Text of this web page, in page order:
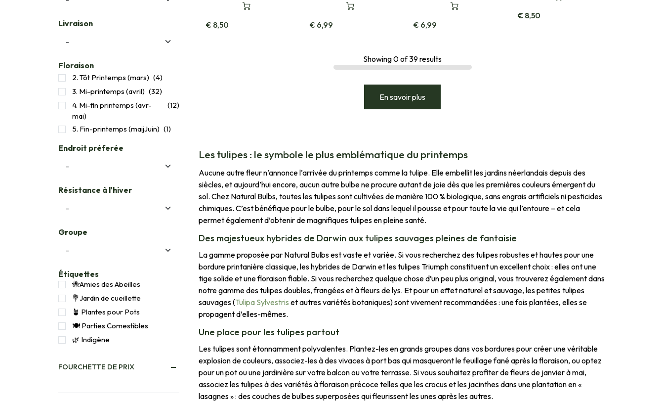
Livraison
Floraison
2. Tôt Printemps (mars) (4)
3. Mi-printemps (avril) (32)
4. Mi-fin printemps (avr-
mai)
(12)
5. Fin-printemps (maijJuin) (1)
Endroit préferée
Résistance à l'hiver
Groupe
Étiquettes
🐝Amies des Abeilles
💐Jardin de cueillette
🪴 Plantes pour Pots
🍽️ Parties Comestibles
🌿 Indigène
FOURCHETTE DE PRIX
€ 8,50 € 6,99 € 6,99
€ 8,50
Showing0of39results
En savoir plus
Les tulipes : le symbole le plus emblématique du printemps
Aucune autre fleur n’annonce l’arrivée du printemps comme la tulipe. Elle embellit les jardins néerlandais depuis des
siècles, et aujourd’hui encore, aucun autre bulbe ne procure autant de joie dès que les premières couleurs émergent du
sol. Chez Natural Bulbs, toutes les tulipes sont cultivées de manière 100 % biologique, sans engrais artificiels ni pesticides
chimiques. C’est bénéfique pour le bulbe, pour le sol dans lequel il pousse et pour toute la vie qui l’entoure – et cela
permet également d’obtenir de magnifiques tulipes en pleine santé.
Des majestueux hybrides de Darwin aux tulipes sauvages pleines de fantaisie
La gamme proposée par Natural Bulbs est vaste et variée. Si vous recherchez des tulipes robustes et hautes pour une
bordure printanière classique, les hybrides de Darwin et les tulipes Triumph constituent un excellent choix : elles ont une
tige solide et une floraison fiable. Si vous recherchez quelque chose d’un peu plus original, vous trouverez également dans
notre gamme des tulipes doubles, frangées et à fleurs de lys. Et pour un effet naturel et sauvage, les petites tulipes
sauvages (Tulipa Sylvestris et autres variétés botaniques) sont vivement recommandées : une fois plantées, elles se
propagent d’elles-mêmes.
Une place pour les tulipes partout
Les tulipes sont étonnamment polyvalentes. Plantez-les en grands groupes dans vos bordures pour créer une véritable
explosion de couleurs, associez-les à des vivaces à port bas qui masqueront le feuillage fané après la floraison, ou optez
pour un pot ou une jardinière sur votre balcon ou votre terrasse. Si vous souhaitez profiter de fleurs de janvier à mai,
associez les tulipes à des variétés à floraison précoce telles que les crocus et les jacinthes dans une plantation en «
lasagnes » : des couches de bulbes superposées qui fleurissent les unes après les autres.